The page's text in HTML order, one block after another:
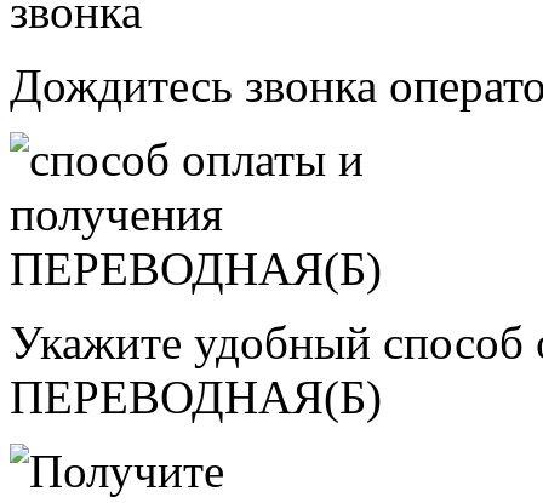
Дождитесь звонка
Укажите удобный способ
ПЕРЕВОДНАЯ(Б)